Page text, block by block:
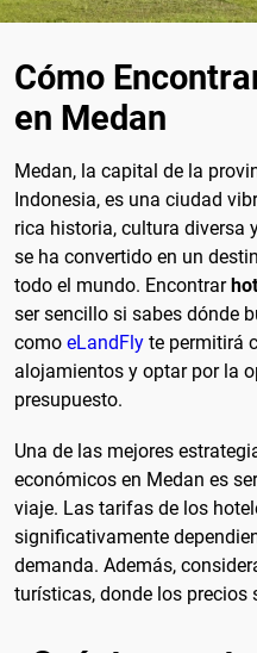
Cómo
en Medan
Medan, la capital de la
Indonesia, es una ciudad
rica historia, cultura diversa
se ha convertido en un
todo el mundo. Encontrar
ser sencillo si sabes dónde
como eLandFly te permitirá
alojamientos y optar por la
presupuesto.
Una de las mejores
económicos en Medan es
viaje. Las tarifas de los
significativamente
demanda. Además,
turísticas, donde los precios